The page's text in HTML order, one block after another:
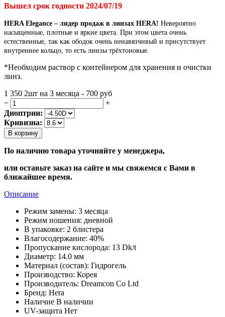
Вышел срок годности 2024/07/19
HERA Elegance – лидер продаж в линзах HERA! Невероятно
насыщенные, плотные и яркие цвета. При этом цвета очень
естественные, так как ободок очень ненавязчивый и присутствует
внутреннее кольцо, то есть линзы трёхтоновые.
*Необходим раствор с контейнером для хранения и очистки
линз.
1 350 2шт на 3 месяца - 700 руб
−
+
Диоптрии:
Кривизна:
В корзину
По наличию товара уточняйте у менеджера,
или оставьте заказ на сайте и мы свяжемся с Вами в
ближайшее время.
Описание
Режим замены: 3 месяца
Режим ношения: дневной
В упаковке: 2 блистера
Влагосодержание: 40%
Пропускание кислорода: 13 Dk/t
Диаметр: 14.0 мм
Материал (состав): Гидрогель
Производство: Корея
Производитель: Dreamcon Co Ltd
Бренд: Hera
Наличие В наличии
UV-защита Нет